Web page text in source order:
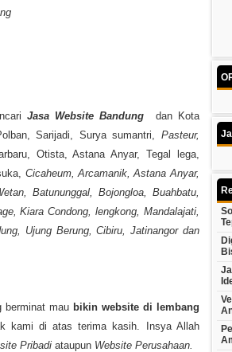
Jasa Website Bandung dan Kota
Sarijadi, Surya sumantri, Pasteur,
Otista, Astana Anyar, Tegal lega,
Cicaheum, Arcamanik, Astana Anyar,
Batununggal, Bojongloa, Buahbatu,
Kiara Condong, lengkong, Mandalajati,
Ujung Berung, Cibiru, Jatinangor dan
berminat mau bikin website di lembang
kami di atas terima kasih. Insya Allah
Pribadi ataupun Website Perusahaan.